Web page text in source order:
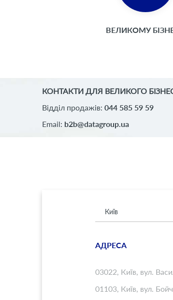
ВЕЛИКОМУ
КОНТАКТИ ДЛЯ ВЕЛИКОГО
Відділ продажів: 044 585 59 59
Email: b2b@datagroup.ua
Київ
АДРЕСА
03022, Київ, вул.
01103, Київ, вул.